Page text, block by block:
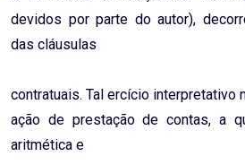
devidos por parte do autor),
das cláusulas
contratuais. Tal ercício interpretativo
ação de prestação de contas, a
aritmética e